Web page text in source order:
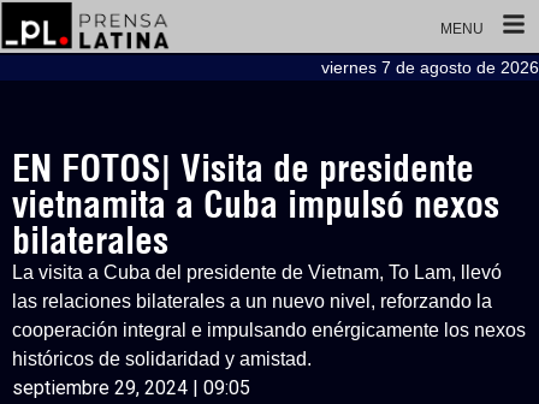
MENU
viernes 7 de agosto de 2026
EN FOTOS| Visita de presidente
vietnamita a Cuba impulsó nexos
bilaterales
La visita a Cuba del presidente de Vietnam, To Lam, llevó
las relaciones bilaterales a un nuevo nivel, reforzando la
cooperación integral e impulsando enérgicamente los nexos
históricos de solidaridad y amistad.
septiembre 29, 2024 | 09:05